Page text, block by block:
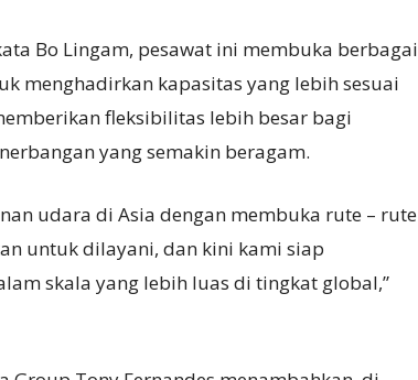
Bo Lingam, pesawat ini membuka berbagai
menghadirkan kapasitas yang lebih sesuai
fleksibilitas lebih besar bagi
yang semakin beragam.
udara di Asia dengan membuka rute – rute
untuk dilayani, dan kini kami siap
skala yang lebih luas di tingkat global,”